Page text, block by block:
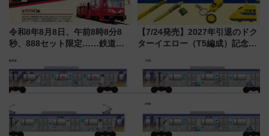
令和8年8月8日、午前8時8分8
秒、888セット限定……鉄道各
【7/24発売】2027年引退のドク
ターイエロー（T5編成）記念グ
送の目覚まし時計など通販・販
売店舗まとめ